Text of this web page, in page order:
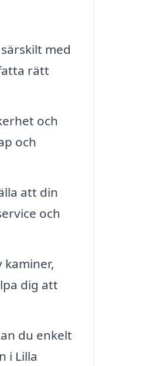
med
rätt
och
och
att din
och
dig att
du enkelt
i Lilla